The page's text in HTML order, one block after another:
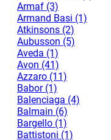
Armaf (3)
Armand Basi (1)
Atkinsons (2)
Aubusson (5)
Aveda (1)
Avon (41)
Azzaro (11)
Babor (1)
Balenciaga (4)
Balmain (6)
Bargello (1)
Battistoni (1)